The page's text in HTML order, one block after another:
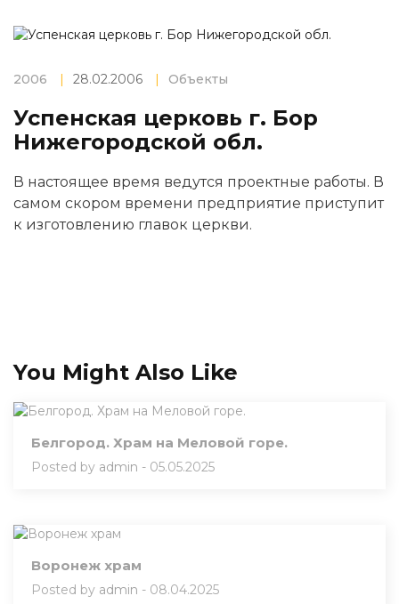
2006 28.02.2006 Объекты
Успенская церковь г. Бор
Нижегородской обл.
В настоящее время ведутся проектные работы. В
самом скором времени предприятие приступит
к изготовлению главок церкви.
You Might Also Like
Белгород. Храм на Меловой горе.
Posted by admin - 05.05.2025
Воронеж храм
Posted by admin - 08.04.2025